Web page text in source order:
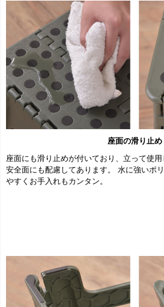
座面の滑り止め
座面にも滑り止めが付いており、立って使用
安全面にも配慮してあります。 水に強いポ
やすくお手入れもカンタン。